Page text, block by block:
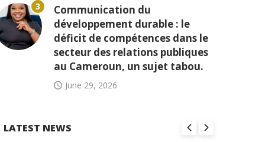
3
Communication du
développement durable : le
déficit de compétences dans le
secteur des relations publiques
au Cameroun, un sujet tabou.
June 29, 2026
LATEST NEWS